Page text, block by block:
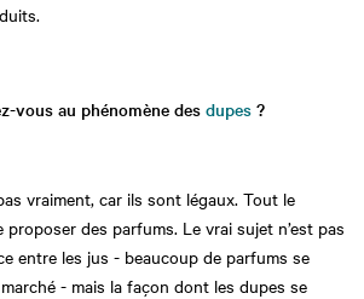
vous au phénomène desdupes ?
vraiment, car ils sont légaux. Tout le
proposer des parfums. Le vrai sujet n’est pas
entre les jus - beaucoup de parfums se
- mais la façon dont les dupes se